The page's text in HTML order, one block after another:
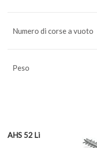
Numero di corse a vuoto
Peso
AHS 52 Li